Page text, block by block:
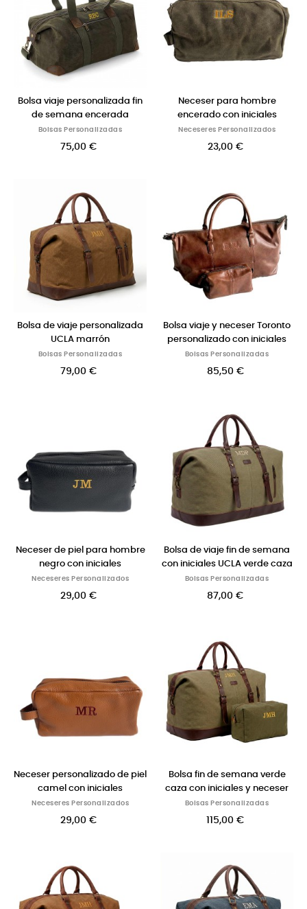
Bolsa viaje personalizada fin
de semana encerada
Bolsas Personalizadas
75,00 €
Neceser para hombre
encerado con iniciales
Neceseres Personalizados
23,00 €
Bolsa de viaje personalizada
UCLA marrón
Bolsas Personalizadas
79,00 €
Bolsa viaje y neceser Toronto
personalizado con iniciales
Bolsas Personalizadas
85,50 €
Neceser de piel para hombre
negro con iniciales
Neceseres Personalizados
29,00 €
Bolsa de viaje fin de semana
con iniciales UCLA verde caza
Bolsas Personalizadas
87,00 €
Neceser personalizado de piel
camel con iniciales
Neceseres Personalizados
29,00 €
Bolsa fin de semana verde
caza con iniciales y neceser
Bolsas Personalizadas
115,00 €